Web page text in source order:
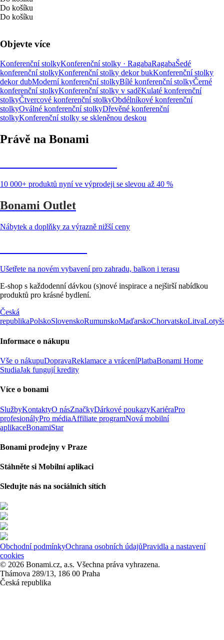
Do košíku
Do košíku
Objevte více
Konferenční stolkyKonferenční stolky · RagabaRagabaŠedé
konferenční stolkyKonferenční stolky dekor bukKonferenční stolky
dekor dubModerní konferenční stolkyBílé konferenční stolkyČerné
konferenční stolkyKonferenční stolky v saděKulaté konferenční
stolkyČtvercové konferenční stolkyObdélníkové konferenční
stolkyOválné konferenční stolkyDřevěné konferenční
stolkyKonferenční stolky se skleněnou deskou
Právě na Bonami
10 000+ produktů nyní ve výprodeji se slevou až 40 %
Bonami Outlet
Nábytek a doplňky za výrazně nižší ceny
Ušetřete na novém vybavení pro zahradu, balkon i terasu
E-shop s každodenní dávkou (s)nové inspirace a nejširší nabídkou
produktů pro krásné bydlení.
Česká
republikaPolskoSlovenskoRumunskoMaďarskoChorvatskoLitva
Informace o nákupu
Vše o nákupuDopravaReklamace a vráceníPlatbaBonami Home
StudiaJak fungují kredity
Více o bonami
SlužbyKontaktyO násZnačkyDárkové poukazyKariéraPro
profesionályPro médiaAffiliate programNová mobilní
aplikaceBonamiStar
Bonami prodejny v Praze
Stáhněte si Mobilní aplikaci
Sledujte nás na sociálních sítích
Obchodní podmínkyOchrana osobních údajůPravidla a nastavení
cookies
© 2026 Bonami.cz, a.s. Všechna práva vyhrazena.
Thámova 289/13, 186 00 Praha
Česká republika